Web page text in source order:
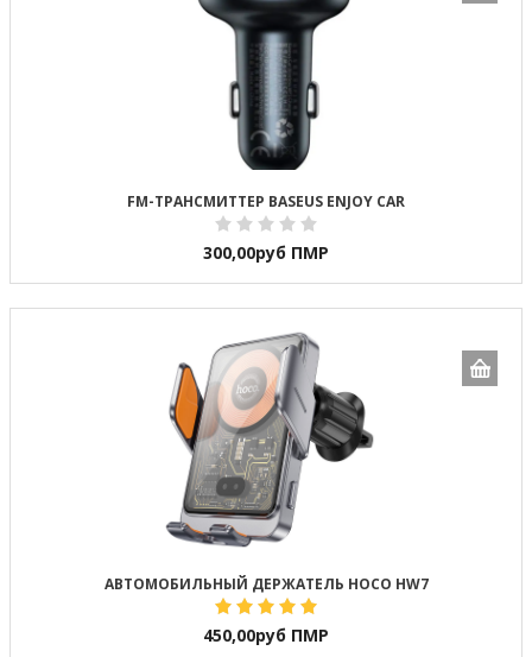
FM-ТРАНСМИТТЕР BASEUS ENJOY CAR
300,00руб ПМР
АВТОМОБИЛЬНЫЙ ДЕРЖАТЕЛЬ HOCO HW7
450,00руб ПМР